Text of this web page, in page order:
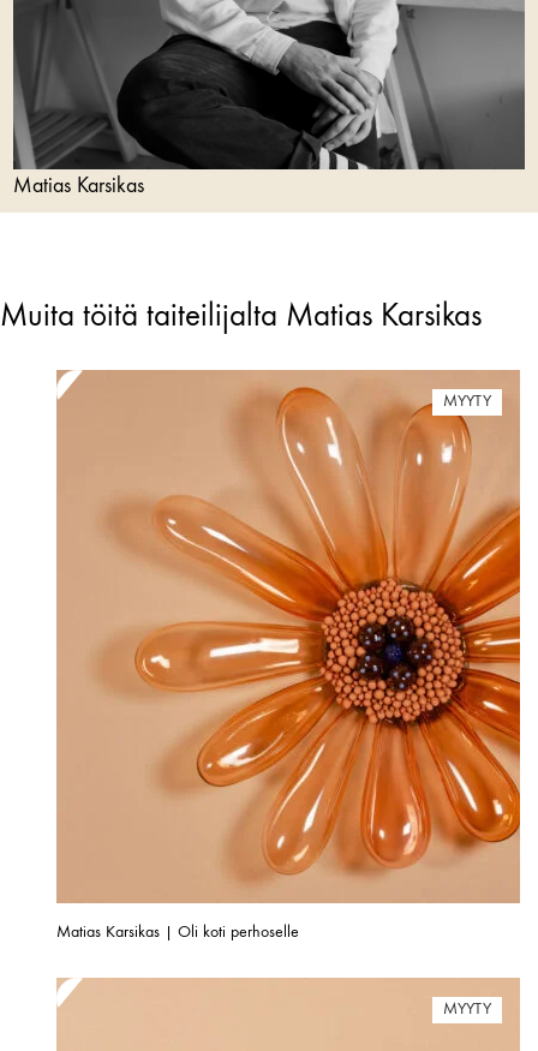
Matias Karsikas
Muita töitä taiteilijalta Matias Karsikas
MYYTY
Matias Karsikas | Oli koti perhoselle
MYYTY